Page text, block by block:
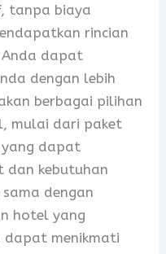
tanpa biaya
rincian
Anda dapat
dengan lebih
berbagai pilihan
mulai dari paket
yang dapat
dan kebutuhan
dengan
hotel yang
dapat menikmati